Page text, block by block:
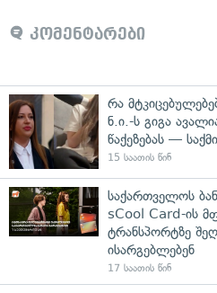
კომენტარები
რა
ნ.ი.-ს გიგა
წაქეზებას —
15 საათის წინ
საქართველოს
sCool Card-ის
ტრანსპორტზე
ისარგებლებენ
17 საათის წინ